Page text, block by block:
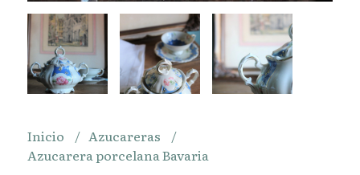
Inicio
Azucareras
Azucarera porcelana Bavaria